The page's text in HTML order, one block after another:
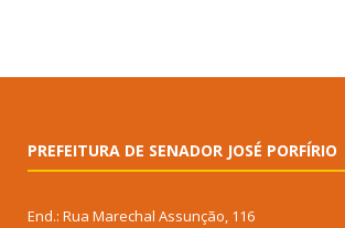
PREFEITURA DE SENADOR JOSÉ PORFÍRIO
End.: Rua Marechal Assunção, 116